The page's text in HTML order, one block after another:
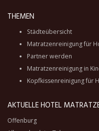
THEMEN
Städteübersicht
Matratzenreinigung für
Partner werden
Matratzenreinigung in
Kopfkissenreinigung für
AKTUELLE HOTEL
Offenburg